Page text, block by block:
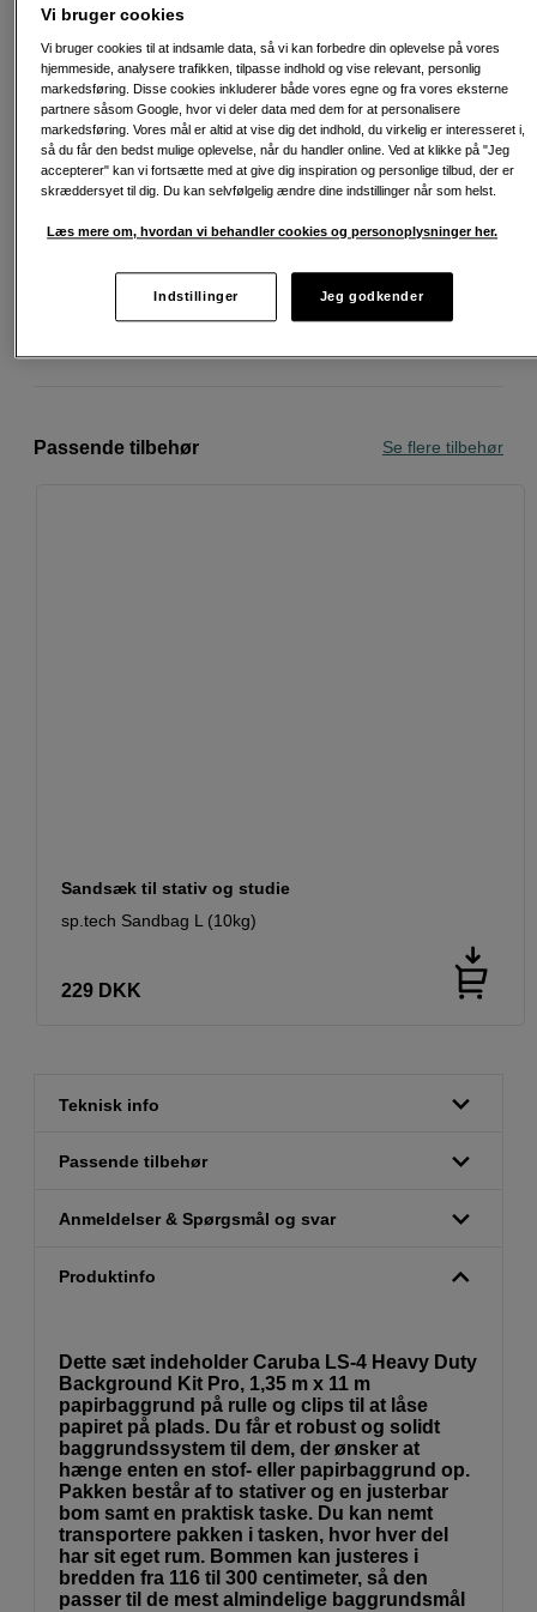
Back to Work
Dette produkt er en del af vores Back to Work-
udvalg – nøje udvalgt til kreative arbejdsflows.
Læs mere
Fri fragt ved køb over 500 kr.
30 dages returret
Passende tilbehør Se flere tilbehør
Sandsæk til stativ og studie
sp.tech Sandbag L (10kg)
229 DKK
Teknisk info
Passende tilbehør
Anmeldelser & Spørgsmål og svar
Produktinfo
Dette sæt indeholder Caruba LS-4 Heavy Duty
Background Kit Pro, 1,35 m x 11 m
papirbaggrund på rulle og clips til at låse
papiret på plads. Du får et robust og solidt
baggrundssystem til dem, der ønsker at
hænge enten en stof- eller papirbaggrund op.
Pakken består af to stativer og en justerbar
bom samt en praktisk taske. Du kan nemt
transportere pakken i tasken, hvor hver del
har sit eget rum. Bommen kan justeres i
bredden fra 116 til 300 centimeter, så den
passer til de mest almindelige baggrundsmål
Vi bruger cookies
Vi bruger cookies til at indsamle data, så vi kan forbedre din oplevelse på vores
hjemmeside, analysere trafikken, tilpasse indhold og vise relevant, personlig
markedsføring. Disse cookies inkluderer både vores egne og fra vores eksterne
partnere såsom Google, hvor vi deler data med dem for at personalisere
markedsføring. Vores mål er altid at vise dig det indhold, du virkelig er interesseret i,
så du får den bedst mulige oplevelse, når du handler online. Ved at klikke på "Jeg
accepterer" kan vi fortsætte med at give dig inspiration og personlige tilbud, der er
skræddersyet til dig. Du kan selvfølgelig ændre dine indstillinger når som helst.
Læs mere om, hvordan vi behandler cookies og personoplysninger her.
Indstillinger Jeg godkender